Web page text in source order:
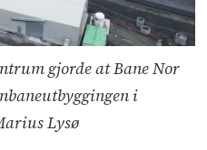
gjorde at Bane Nor
i
Lysø